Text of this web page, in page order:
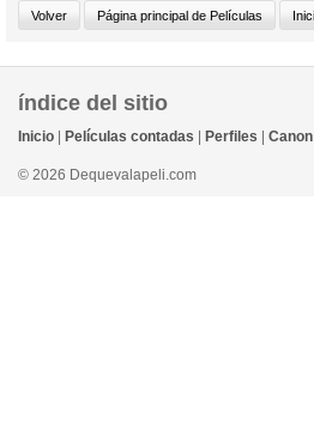
índice del sitio
Inicio Películas contadas Perfiles Canon
© 2026 Dequevalapeli.com